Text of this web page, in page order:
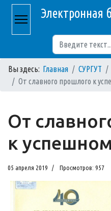
Электронная
Вы здесь: Главная СУРГУТ
От славного прошлого к
От
к
05 апреля 2019 Просмотров: 957